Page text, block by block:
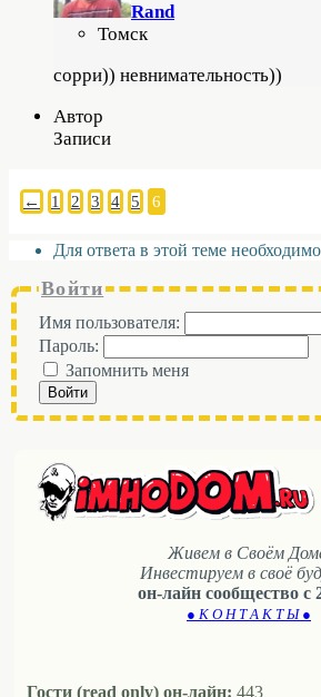
Rand
Томск
сорри)) невнимательность))
Автор
Записи
← 1 2 3 4 5 6
Для ответа в этой теме
Войти
Имя пользователя:
Пароль:
Запомнить меня
Войти
Живем в Своём
Инвестируем в своё
он-лайн сообщество с
● К О Н Т А К Т Ы ●
Гости (read only) он-лайн: 443